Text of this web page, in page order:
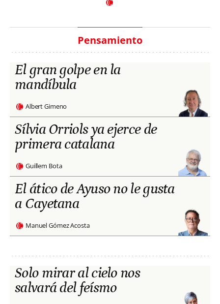
Pensamiento
El gran golpe en la
mandíbula
Albert Gimeno
Sílvia Orriols ya ejerce de
primera catalana
Guillem Bota
El ático de Ayuso no le gusta
a Cayetana
Manuel Gómez Acosta
Solo mirar al cielo nos
salvará del feísmo